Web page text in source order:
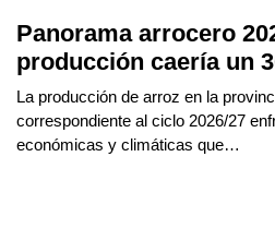
Panorama arrocero
producción caería un
La producción de arroz en la
correspondiente al ciclo 2026/27
económicas y climáticas que…